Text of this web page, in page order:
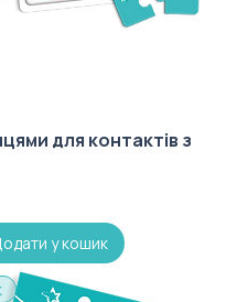
для контактів з
у кошик